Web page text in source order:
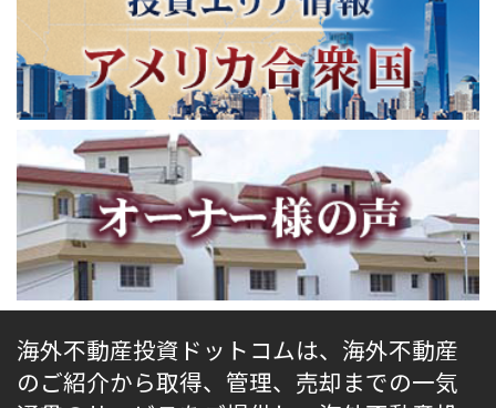
海外不動産投資ドットコムは、海外不動産
のご紹介から取得、管理、売却までの一気